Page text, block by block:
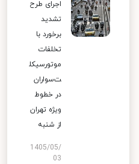
اجرای طرح
تشدید
برخورد با
تخلفات
موتورسیکل
ت‌سواران
در خطوط
ویژه تهران
از شنبه
1405/05/
03